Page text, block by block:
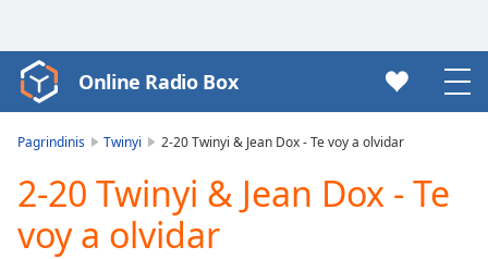
Video
Player
Play
Video
Play
Online Radio Box
Pagrindinis Twinyi 2-20 Twinyi & Jean Dox - Te voy a olvidar
2-20 Twinyi & Jean Dox - Te
voy a olvidar